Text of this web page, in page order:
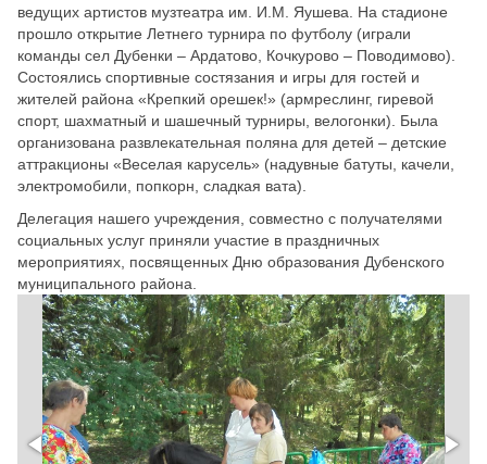
ведущих артистов музтеатра им. И.М. Яушева. На стадионе
прошло открытие Летнего турнира по футболу (играли
команды сел Дубенки – Ардатово, Кочкурово – Поводимово).
Состоялись спортивные состязания и игры для гостей и
жителей района «Крепкий орешек!» (армреслинг, гиревой
спорт, шахматный и шашечный турниры, велогонки). Была
организована развлекательная поляна для детей – детские
аттракционы «Веселая карусель» (надувные батуты, качели,
электромобили, попкорн, сладкая вата).
Делегация нашего учреждения, совместно с получателями
социальных услуг приняли участие в праздничных
мероприятиях, посвященных Дню образования Дубенского
муниципального района.